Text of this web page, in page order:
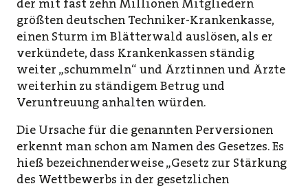
der mit fast zehn Millionen Mitgliedern
größten deutschen Techniker-Krankenkasse,
einen Sturm im Blätterwald auslösen, als er
verkündete, dass Krankenkassen ständig
weiter „schummeln“ und Ärztinnen und Ärzte
weiterhin zu ständigem Betrug und
Veruntreuung anhalten würden.
Die Ursache für die genannten Perversionen
erkennt man schon am Namen des Gesetzes. Es
hieß bezeichnenderweise „Gesetz zur Stärkung
des Wettbewerbs in der gesetzlichen